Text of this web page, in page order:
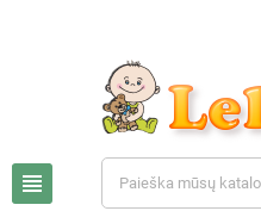
view_headline